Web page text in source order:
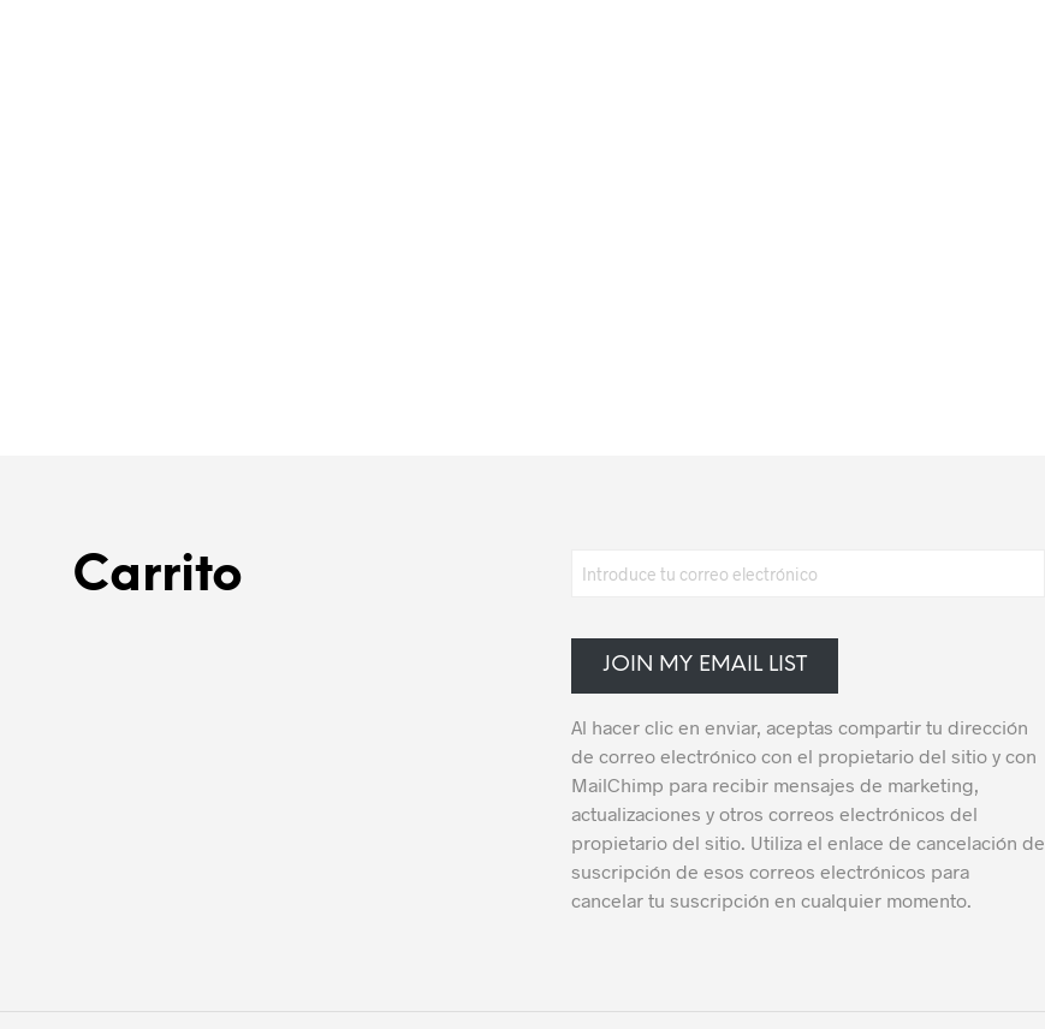
Carrito
JOIN MY EMAIL LIST
Al hacer clic en enviar, aceptas compartir tu dirección
de correo electrónico con el propietario del sitio y con
MailChimp para recibir mensajes de marketing,
actualizaciones y otros correos electrónicos del
propietario del sitio. Utiliza el enlace de cancelación de
suscripción de esos correos electrónicos para
cancelar tu suscripción en cualquier momento.